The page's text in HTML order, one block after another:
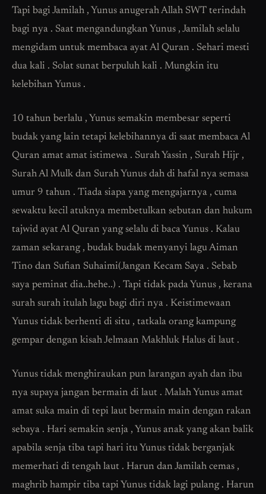
Tapi bagi Jamilah , Yunus anugerah Allah SWT terindah
bagi nya . Saat mengandungkan Yunus , Jamilah selalu
mengidam untuk membaca ayat Al Quran . Sehari mesti
dua kali . Solat sunat berpuluh kali . Mungkin itu
kelebihan Yunus .
10 tahun berlalu , Yunus semakin membesar seperti
budak yang lain tetapi kelebihannya di saat membaca Al
Quran amat amat istimewa . Surah Yassin , Surah Hijr ,
Surah Al Mulk dan Surah Yunus dah di hafal nya semasa
umur 9 tahun . Tiada siapa yang mengajarnya , cuma
sewaktu kecil atuknya membetulkan sebutan dan hukum
tajwid ayat Al Quran yang selalu di baca Yunus . Kalau
zaman sekarang , budak budak menyanyi lagu Aiman
Tino dan Sufian Suhaimi(Jangan Kecam Saya . Sebab
saya peminat dia..hehe..) . Tapi tidak pada Yunus , kerana
surah surah itulah lagu bagi diri nya . Keistimewaan
Yunus tidak berhenti di situ , tatkala orang kampung
gempar dengan kisah Jelmaan Makhluk Halus di laut .
Yunus tidak menghiraukan pun larangan ayah dan ibu
nya supaya jangan bermain di laut . Malah Yunus amat
amat suka main di tepi laut bermain main dengan rakan
sebaya . Hari semakin senja , Yunus anak yang akan balik
apabila senja tiba tapi hari itu Yunus tidak berganjak
memerhati di tengah laut . Harun dan Jamilah cemas ,
maghrib hampir tiba tapi Yunus tidak lagi pulang . Harun